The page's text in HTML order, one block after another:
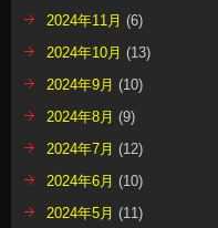
2024年11月 (6)
2024年10月 (13)
2024年9月 (10)
2024年8月 (9)
2024年7月 (12)
2024年6月 (10)
2024年5月 (11)